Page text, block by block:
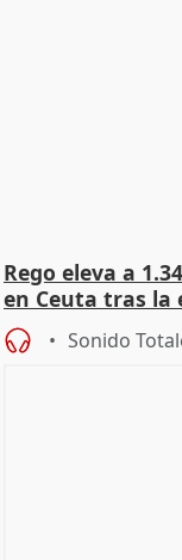
Rego eleva a
en Ceuta tras la
Sonido